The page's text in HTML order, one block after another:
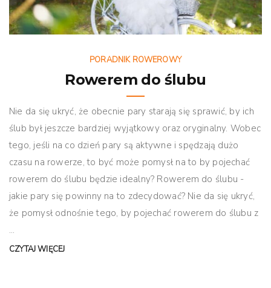
PORADNIK ROWEROWY
Rowerem do ślubu
Nie da się ukryć, że obecnie pary starają się sprawić, by ich
ślub był jeszcze bardziej wyjątkowy oraz oryginalny. Wobec
tego, jeśli na co dzień pary są aktywne i spędzają dużo
czasu na rowerze, to być może pomysł na to by pojechać
rowerem do ślubu będzie idealny? Rowerem do ślubu -
jakie pary się powinny na to zdecydować? Nie da się ukryć,
że pomysł odnośnie tego, by pojechać rowerem do ślubu z
...
CZYTAJ WIĘCEJ